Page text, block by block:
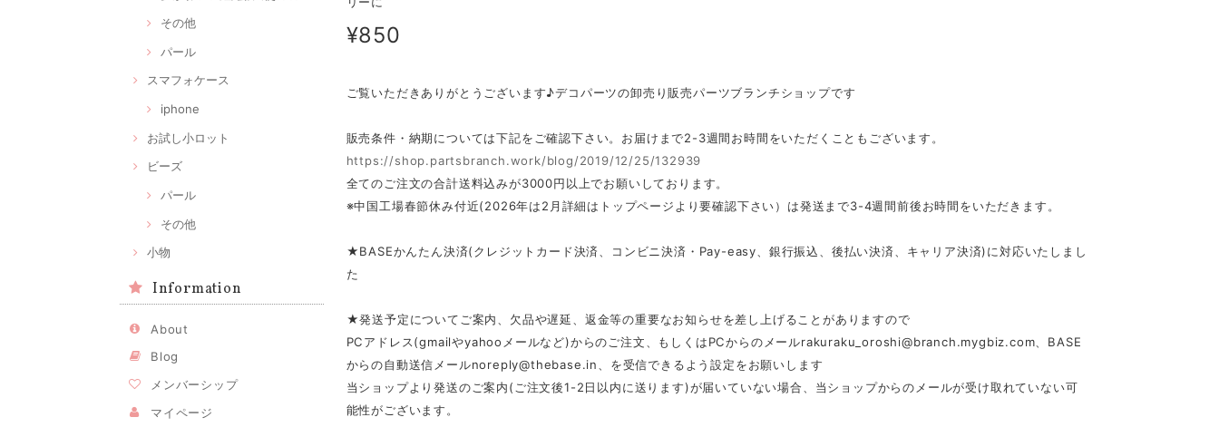
その他
パール
スマフォケース
iphone
お試し小ロット
ビーズ
パール
その他
小物
Information
About
Blog
メンバーシップ
マイページ
¥850
ご覧いただきありがとうございます♪デコパーツの卸売り販売パーツブランチショップです
販売条件・納期については下記をご確認下さい。お届けまで2-3週間お時間をいただくこともございます。
https://shop.partsbranch.work/blog/2019/12/25/132939
全てのご注文の合計送料込みが3000円以上でお願いしております。
※中国工場春節休み付近(2026年は2月詳細はトップページより要確認下さい）は発送まで3-4週間前後お時間をいただきます。
★BASEかんたん決済(クレジットカード決済、コンビニ決済・Pay-easy、銀行振込、後払い決済、キャリア決済)に対応いたしまし
た
★発送予定についてご案内、欠品や遅延、返金等の重要なお知らせを差し上げることがありますので
PCアドレス(gmailやyahooメールなど)からのご注文、もしくはPCからのメールrakuraku_oroshi@branch.mygbiz.com 、BASE
からの自動送信メールnoreply@thebase.in
、を受信できるよう設定をお願いします
当ショップより発送のご案内(ご注文後1-2日以内に送ります)が届いていない場合、当ショップからのメールが受け取れていない可
能性がございます。